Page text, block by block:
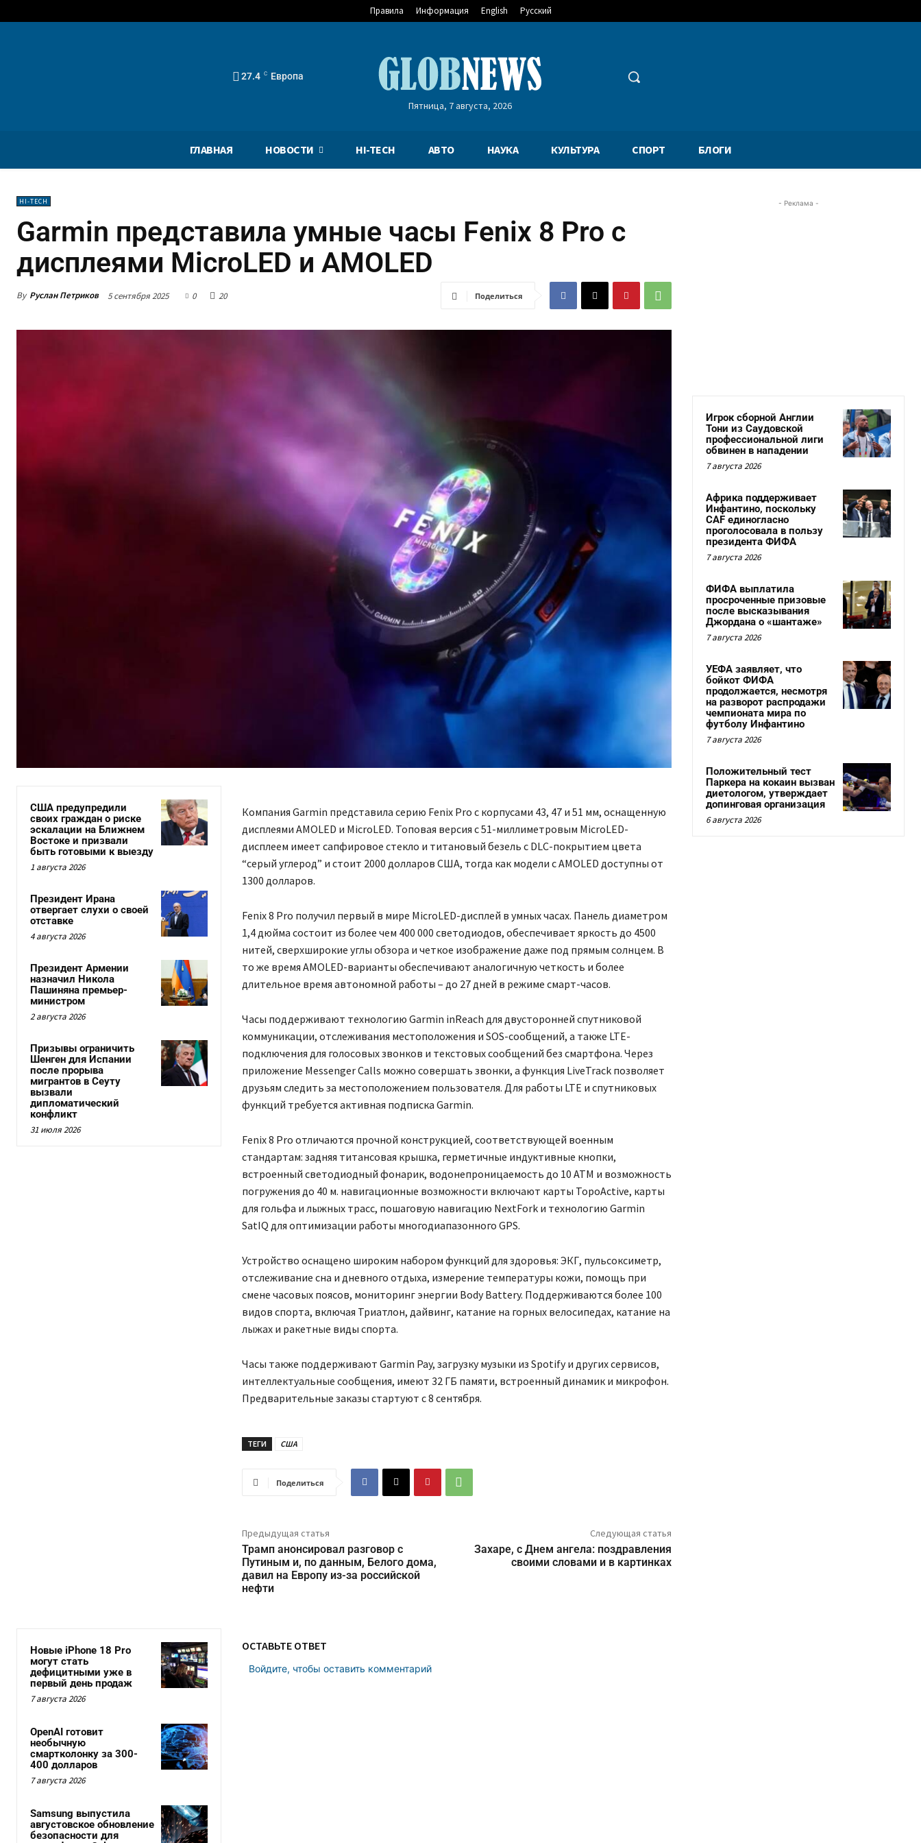
Правила Информация English Русский
27.4 C Европа
Пятница, 7 августа, 2026
ГЛАВНАЯ НОВОСТИ HI-TECH АВТО НАУКА КУЛЬТУРА СПОРТ БЛОГИ
HI-TECH
Garmin представила умные часы Fenix 8 Pro с
дисплеями MicroLED и AMOLED
By Руслан Петриков 5 сентября 2025 0 20 Поделиться
США предупредили
своих граждан о риске
эскалации на Ближнем
Востоке и призвали
быть готовыми к выезду
1 августа 2026
Президент Ирана
отвергает слухи о своей
отставке
4 августа 2026
Президент Армении
назначил Никола
Пашиняна премьер-
министром
2 августа 2026
Призывы ограничить
Шенген для Испании
после прорыва
мигрантов в Сеуту
вызвали
дипломатический
конфликт
31 июля 2026
Компания Garmin представила серию Fenix Pro с корпусами 43, 47 и 51 мм, оснащенную
дисплеями AMOLED и MicroLED. Топовая версия с 51-миллиметровым MicroLED-
дисплеем имеет сапфировое стекло и титановый безель с DLC-покрытием цвета
“серый углерод” и стоит 2000 долларов США, тогда как модели с AMOLED доступны от
1300 долларов.
Fenix 8 Pro получил первый в мире MicroLED-дисплей в умных часах. Панель диаметром
1,4 дюйма состоит из более чем 400 000 светодиодов, обеспечивает яркость до 4500
нитей, сверхширокие углы обзора и четкое изображение даже под прямым солнцем. В
то же время AMOLED-варианты обеспечивают аналогичную четкость и более
длительное время автономной работы – до 27 дней в режиме смарт-часов.
Часы поддерживают технологию Garmin inReach для двусторонней спутниковой
коммуникации, отслеживания местоположения и SOS-сообщений, а также LTE-
подключения для голосовых звонков и текстовых сообщений без смартфона. Через
приложение Messenger Calls можно совершать звонки, а функция LiveTrack позволяет
друзьям следить за местоположением пользователя. Для работы LTE и спутниковых
функций требуется активная подписка Garmin.
Fenix 8 Pro отличаются прочной конструкцией, соответствующей военным
стандартам: задняя титансовая крышка, герметичные индуктивные кнопки,
встроенный светодиодный фонарик, водонепроницаемость до 10 АТМ и возможность
погружения до 40 м. навигационные возможности включают карты TopoActive, карты
для гольфа и лыжных трасс, пошаговую навигацию NextFork и технологию Garmin
SatIQ для оптимизации работы многодиапазонного GPS.
Устройство оснащено широким набором функций для здоровья: ЭКГ, пульсоксиметр,
отслеживание сна и дневного отдыха, измерение температуры кожи, помощь при
смене часовых поясов, мониторинг энергии Body Battery. Поддерживаются более 100
видов спорта, включая Триатлон, дайвинг, катание на горных велосипедах, катание на
лыжах и ракетные виды спорта.
Часы также поддерживают Garmin Pay, загрузку музыки из Spotify и других сервисов,
интеллектуальные сообщения, имеют 32 ГБ памяти, встроенный динамик и микрофон.
Предварительные заказы стартуют с 8 сентября.
ТЕГИ США
Поделиться
Предыдущая статья
Трамп анонсировал разговор с
Путиным и, по данным, Белого дома,
давил на Европу из-за российской
нефти
Следующая статья
Захаре, с Днем ангела: поздравления
своими словами и в картинках
Новые iPhone 18 Pro
могут стать
дефицитными уже в
первый день продаж
7 августа 2026
OpenAI готовит
необычную
смартколонку за 300-
400 долларов
7 августа 2026
Samsung выпустила
августовское обновление
безопасности для
ОСТАВЬТЕ ОТВЕТ
Войдите, чтобы оставить комментарий
- Реклама -
Игрок сборной Англии
Тони из Саудовской
профессиональной лиги
обвинен в нападении
7 августа 2026
Африка поддерживает
Инфантино, поскольку
CAF единогласно
проголосовала в пользу
президента ФИФА
7 августа 2026
ФИФА выплатила
просроченные призовые
после высказывания
Джордана о «шантаже»
7 августа 2026
УЕФА заявляет, что
бойкот ФИФА
продолжается, несмотря
на разворот распродажи
чемпионата мира по
футболу Инфантино
7 августа 2026
Положительный тест
Паркера на кокаин вызван
диетологом, утверждает
допинговая организация
6 августа 2026